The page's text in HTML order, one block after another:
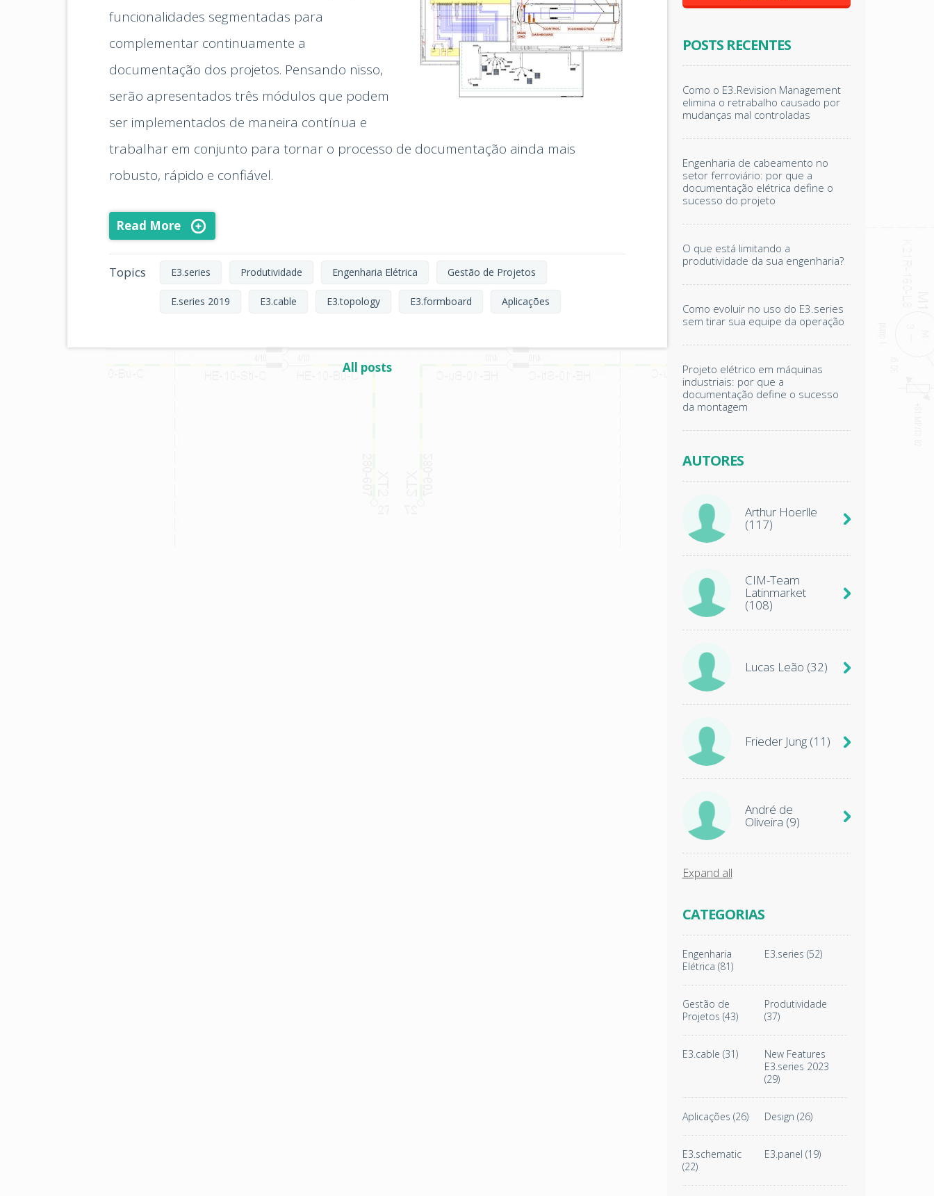
funcionalidades segmentadas para
complementar continuamente a
documentação dos projetos. Pensando nisso,
serão apresentados três módulos que podem
ser implementados de maneira contínua e
trabalhar em conjunto para tornar o processo de documentação ainda mais
robusto, rápido e confiável.
Read More
Topics E3.series Produtividade Engenharia Elétrica Gestão de Projetos
E.series 2019 E3.cable E3.topology E3.formboard Aplicações
All posts
POSTS RECENTES
Como o E3.Revision Management
elimina o retrabalho causado por
mudanças mal controladas
Engenharia de cabeamento no
setor ferroviário: por que a
documentação elétrica define o
sucesso do projeto
O que está limitando a
produtividade da sua engenharia?
Como evoluir no uso do E3.series
sem tirar sua equipe da operação
Projeto elétrico em máquinas
industriais: por que a
documentação define o sucesso
da montagem
AUTORES
Arthur Hoerlle
(117)
CIM-Team
Latinmarket
(108)
Lucas Leão (32)
Frieder Jung (11)
André de
Oliveira (9)
Expand all
CATEGORIAS
Engenharia
Elétrica (81)
E3.series(52)
Gestão de
Projetos (43)
Produtividade
(37)
E3.cable (31)
New Features
E3.series 2023
(29)
Aplicações (26) Design(26)
E3.schematic
(22)
E3.panel(19)